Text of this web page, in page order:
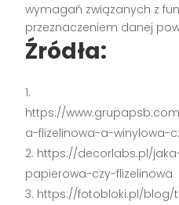
wymagań związanych z
przeznaczeniem danej
Źródła:
https://
a-flizelinowa-a-winylowa-
https://decorlabs.pl/
papierowa-czy-flizelinowa
https://fotobloki.pl/blog/